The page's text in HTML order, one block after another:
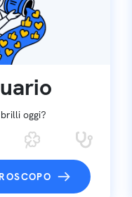
oggi?